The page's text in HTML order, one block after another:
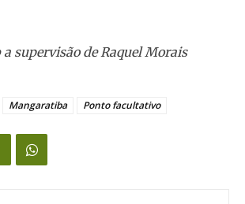
supervisão de Raquel Morais
Mangaratiba Ponto facultativo